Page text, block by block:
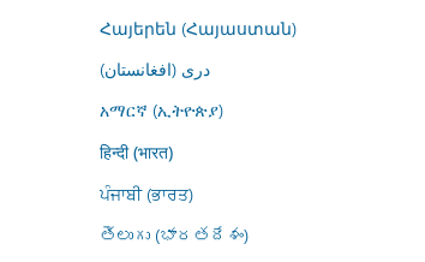
Հայերեն (Հայաստան)
درى (افغانستان)
አማርኛ (ኢትዮጵያ)
हिन्दी (भारत)
ਪੰਜਾਬੀ (ਭਾਰਤ)
తెలుగు (భారతదేశం)